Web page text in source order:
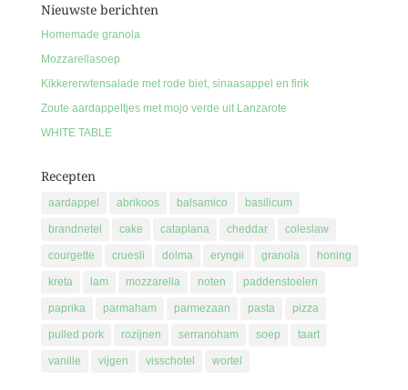
Nieuwste berichten
Homemade granola
Mozzarellasoep
Kikkererwtensalade met rode biet, sinaasappel en firik
Zoute aardappeltjes met mojo verde uit Lanzarote
WHITE TABLE
Recepten
aardappel abrikoos balsamico basilicum
brandnetel cake cataplana cheddar coleslaw
courgette cruesli dolma eryngii granola honing
kreta lam mozzarella noten paddenstoelen
paprika parmaham parmezaan pasta pizza
pulled pork rozijnen serranoham soep taart
vanille vijgen visschotel wortel